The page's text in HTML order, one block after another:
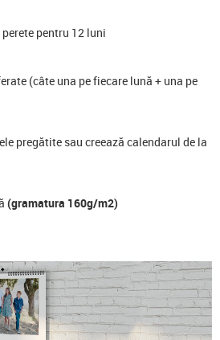
pentru 12 luni
(câte una pe fiecare lună + una pe
pregătite sau creează calendarul de la
(gramatura 160g/m2)